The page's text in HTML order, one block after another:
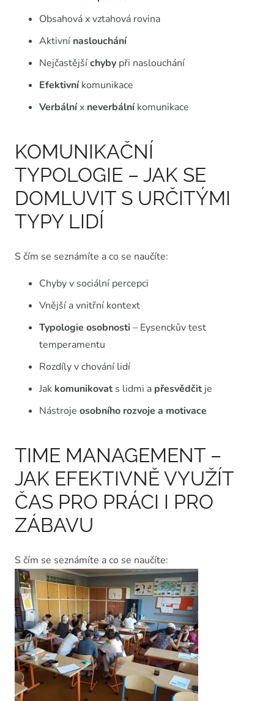
Obsahová x vztahová rovina
Aktivní naslouchání
Nejčastějšíchyby při naslouchání
Efektivníkomunikace
Verbálníx neverbálníkomunikace
KOMUNIKAČNÍ
TYPOLOGIE – JAK SE
DOMLUVIT S URČITÝMI
TYPY LIDÍ
S čím se seznámíte a co se naučíte:
Chyby v sociální percepci
Vnější a vnitřní kontext
Typologie osobnosti– Eysenckův test
temperamentu
Rozdíly v chování lidí
Jak komunikovats lidmi a přesvědčitje
Nástroje osobního rozvoje a motivace
TIME MANAGEMENT –
JAK EFEKTIVNĚ VYUŽÍT
ČAS PRO PRÁCI I PRO
ZÁBAVU
S čím se seznámíte a co se naučíte: